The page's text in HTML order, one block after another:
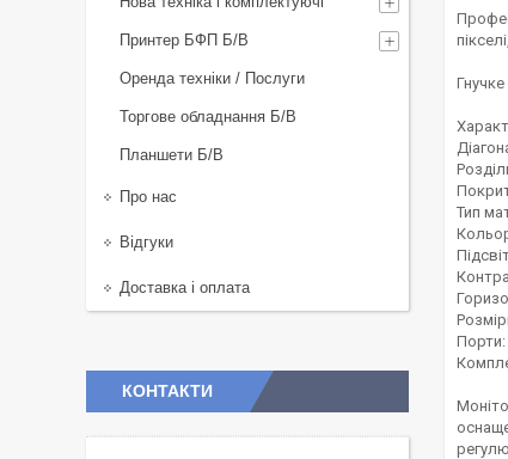
Тип
Порти:
Принтер БФП Б/В
Оренда техніки / Послуги
Торгове обладнання Б/В
Планшети Б/В
Про нас
Відгуки
Доставка і оплата
КОНТАКТИ